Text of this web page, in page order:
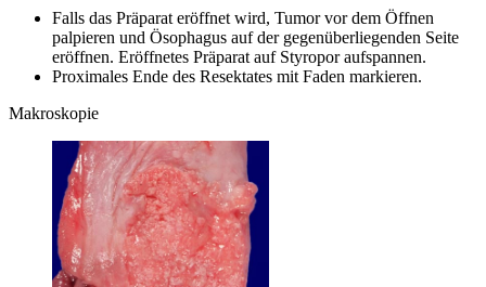
Falls das Präparat eröffnet wird, Tumor vor dem Öffnen
palpieren und Ösophagus auf der gegenüberliegenden Seite
eröffnen. Eröffnetes Präparat auf Styropor aufspannen.
Proximales Ende des Resektates mit Faden markieren.
Makroskopie